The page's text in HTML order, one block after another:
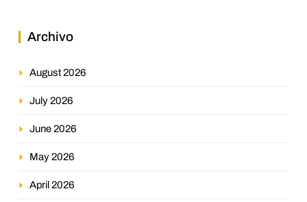
Archivo
August 2026
July 2026
June 2026
May 2026
April 2026